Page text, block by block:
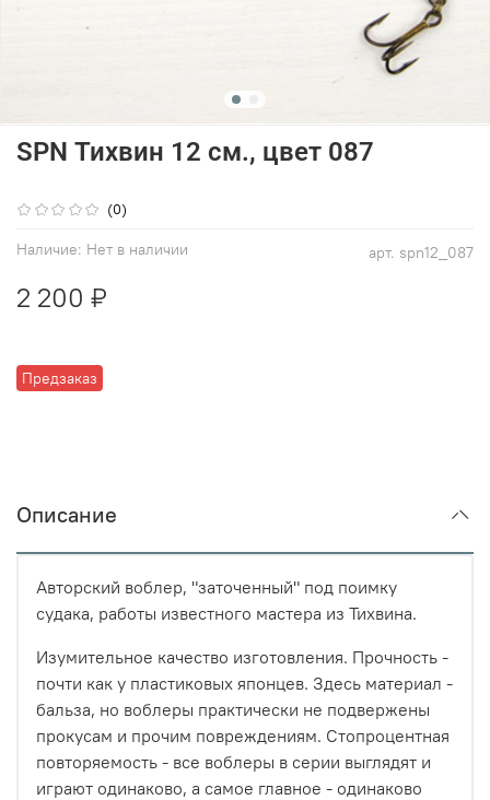
(0)
арт. spn12_087
Наличие: Нет в наличии
Предзаказ
SPN Тихвин 12 см., цвет 087
2 200 ₽
Описание
Авторский воблер, "заточенный" под поимку
судака, работы известного мастера из Тихвина.
Изумительное качество изготовления. Прочность -
почти как у пластиковых японцев. Здесь материал -
бальза, но воблеры практически не подвержены
прокусам и прочим повреждениям. Стопроцентная
повторяемость - все воблеры в серии выглядят и
играют одинаково, а самое главное - одинаково